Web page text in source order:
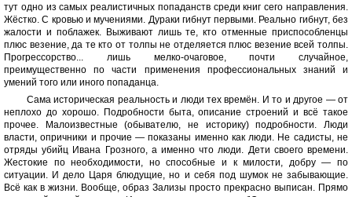
тут одно из самых реалистичных попаданств среди книг сего направления.
Жёстко. С кровью и мучениями. Дураки гибнут первыми. Реально гибнут, без
жалости и поблажек. Выживают лишь те, кто отменные приспособленцы
плюс везение, да те кто от толпы не отделяется плюс везение всей толпы.
Прогрессорство... лишь мелко-очаговое, почти случайное,
преимущественно по части применения профессиональных знаний и
умений того или иного попаданца.
Сама историческая реальность и люди тех времён. И то и другое — от
неплохо до хорошо. Подробности быта, описание строений и всё такое
прочее. Малоизвестные (обывателю, не историку) подробности. Люди
власти, опричники и прочие — показаны именно как люди. Не садисты, не
отряды убийц Ивана Грозного, а именно что люди. Дети своего времени.
Жестокие по необходимости, но способные и к милости, добру — по
ситуации. И дело Царя блюдущие, но и себя под шумок не забывающие.
Всё как в жизни. Вообще, образ Зализы просто прекрасно выписан. Прямо